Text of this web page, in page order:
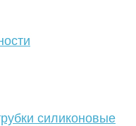
силиконовые